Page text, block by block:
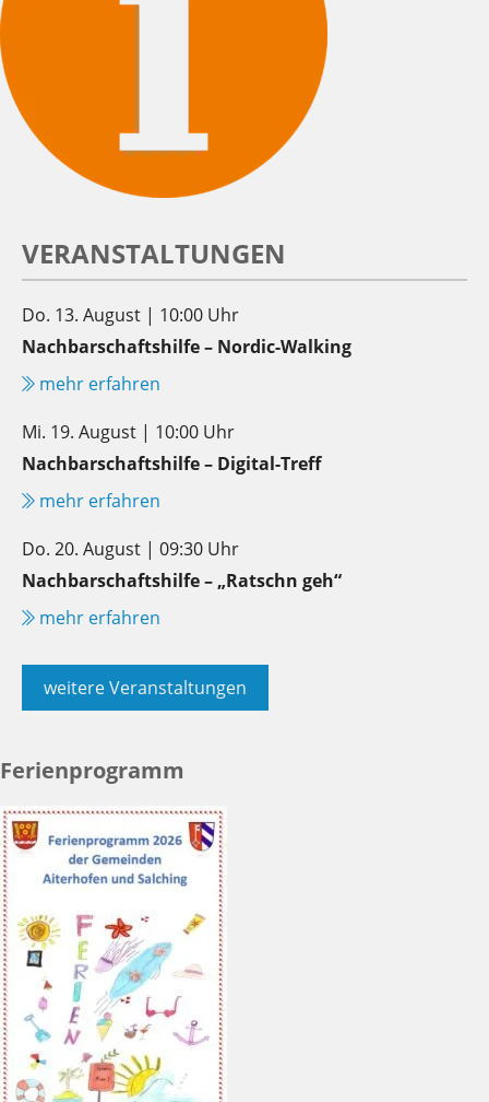
VERANSTALTUNGEN
Do. 13. August | 10:00 Uhr
Nachbarschaftshilfe – Nordic-Walking
mehr erfahren
Mi. 19. August | 10:00 Uhr
Nachbarschaftshilfe – Digital-Treff
mehr erfahren
Do. 20. August | 09:30 Uhr
Nachbarschaftshilfe – „Ratschn geh“
mehr erfahren
weitere Veranstaltungen
Ferienprogramm